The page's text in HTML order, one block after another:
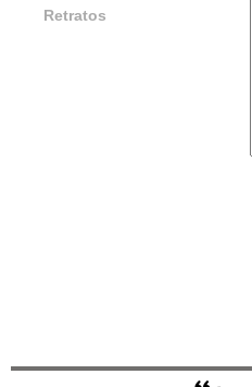
Retratos